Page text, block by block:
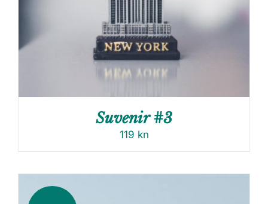
Suvenir #3
119 kn